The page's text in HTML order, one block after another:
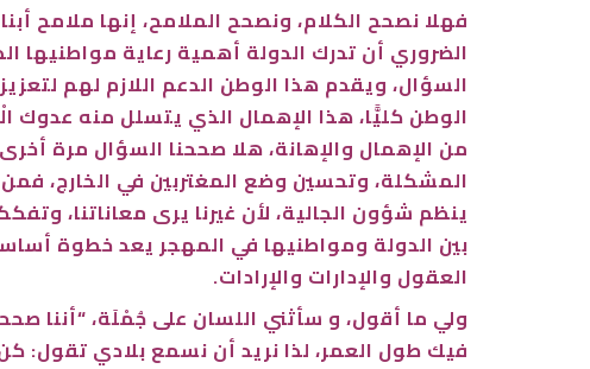
فهلا نصحح الكلام، ونصحح الملامح، إنها ملامح
الضروري أن تدرك الدولة أهمية رعاية مواطنيها
السؤال، ويقدم هذا الوطن الدعم اللازم لهم
الوطن كليًّا، هذا الإهمال الذي يتسلل منه عدوك
من الإهمال والإهانة، هلا صححنا السؤال مرة
المشكلة، وتحسين وضع المغتربين في الخارج،
ينظم شؤون الجالية، لأن غيرنا يرى معاناتنا،
بين الدولة ومواطنيها في المهجر يعد خطوة
العقول والإدارات والإرادات.
ولي ما أقول، و سأثني اللسان على جُمْلَة، “أننا
فيك طول العمر، لذا نريد أن نسمع بلادي تقول: